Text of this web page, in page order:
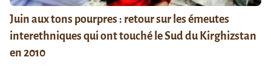
Juin aux tons pourpres : retour sur les émeutes
interethniques qui ont touché le Sud du Kirghizstan
en 2010